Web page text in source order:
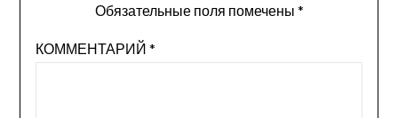
Обязательные поля помечены *
КОММЕНТАРИЙ *